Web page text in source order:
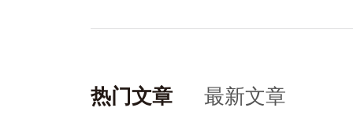
热门文章 最新文章